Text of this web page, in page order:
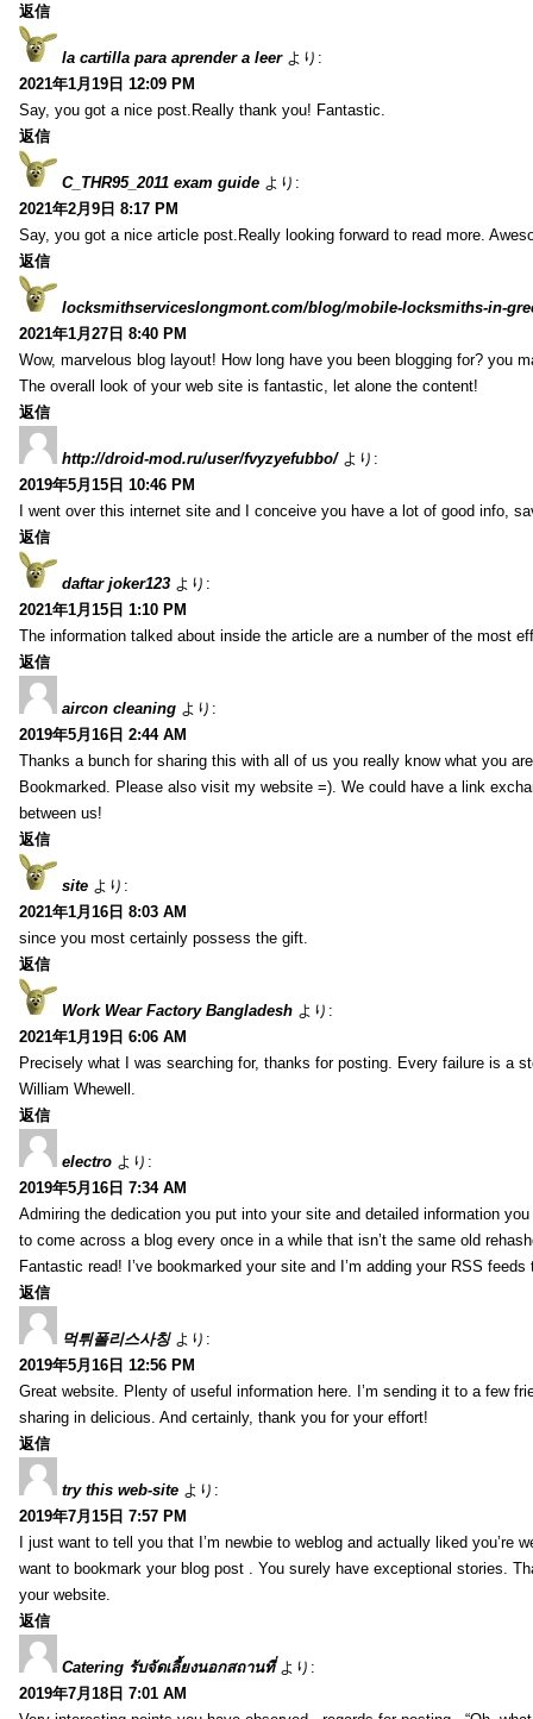
返信
la cartilla para aprender a leer より:
2021年1月19日 12:09 PM
Say, you got a nice post.Really thank you! Fantastic.
返信
C_THR95_2011 exam guide より:
2021年2月9日 8:17 PM
Say, you got a nice article post.Really looking forward to read more.
返信
locksmithserviceslongmont.com/blog/mobile-locksmiths-in-
2021年1月27日 8:40 PM
Wow, marvelous blog layout! How long have you been blogging for? you
The overall look of your web site is fantastic, let alone the content!
返信
http://droid-mod.ru/user/fvyzyefubbo/ より:
2019年5月15日 10:46 PM
I went over this internet site and I conceive you have a lot of good info,
返信
daftar joker123 より:
2021年1月15日 1:10 PM
The information talked about inside the article are a number of the most
返信
aircon cleaning より:
2019年5月16日 2:44 AM
Thanks a bunch for sharing this with all of us you really know what you
Bookmarked. Please also visit my website =). We could have a link
between us!
返信
site より:
2021年1月16日 8:03 AM
since you most certainly possess the gift.
返信
Work Wear Factory Bangladesh より:
2021年1月19日 6:06 AM
Precisely what I was searching for, thanks for posting. Every failure is a
William Whewell.
返信
electro より:
2019年5月16日 7:34 AM
Admiring the dedication you put into your site and detailed information you
to come across a blog every once in a while that isn’t the same old
Fantastic read! I’ve bookmarked your site and I’m adding your RSS
返信
먹튀폴리스사칭 より:
2019年5月16日 12:56 PM
Great website. Plenty of useful information here. I’m sending it to a few
sharing in delicious. And certainly, thank you for your effort!
返信
try this web-site より:
2019年7月15日 7:57 PM
I just want to tell you that I’m newbie to weblog and actually liked you’re
want to bookmark your blog post . You surely have exceptional stories.
your website.
返信
Catering รับจัดเลี้ยงนอกสถานที่ より:
2019年7月18日 7:01 AM